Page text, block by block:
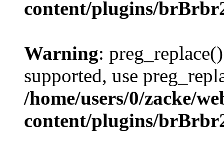
content/plugins/
Warning:
supported, use
/home/users/0/zacke/
content/plugins/